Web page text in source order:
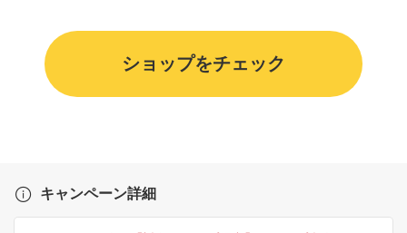
ショップをチェック
キャンペーン詳細